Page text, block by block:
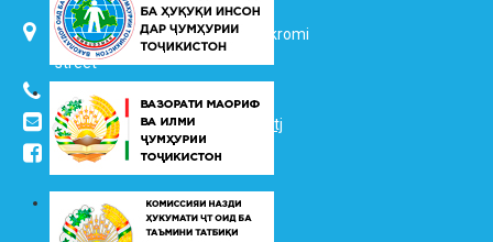
734025, Dushanbe city, 7 Jalol Ikromi
street
(+992 37) 2217352
info@vhk.tj
info@ombudsman.tj
/kudakon